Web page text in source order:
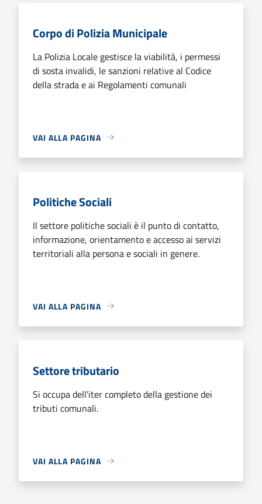
Corpo di Polizia Municipale
La Polizia Locale gestisce la viabilità, i permessi
di sosta invalidi, le sanzioni relative al Codice
della strada e ai Regolamenti comunali
VAI ALLA PAGINA
Politiche Sociali
Il settore politiche sociali è il punto di contatto,
informazione, orientamento e accesso ai servizi
territoriali alla persona e sociali in genere.
VAI ALLA PAGINA
Settore tributario
Si occupa dell'iter completo della gestione dei
tributi comunali.
VAI ALLA PAGINA